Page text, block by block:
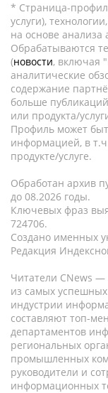
* Страница-
услуги),
на основе анализа
Обрабатываются
(новости, включая
аналитические
содержание
больше
или продукта/
Профиль может
информацией, в
продукте/услуге.
Обработан архив
до 08.2026 годы.
Ключевых фраз
724706.
Создано именных
Редакция
Читатели CNews —
из самых
индустрии
составляют топ-
департаментов
региональных
промышленных
руководители и
информационных